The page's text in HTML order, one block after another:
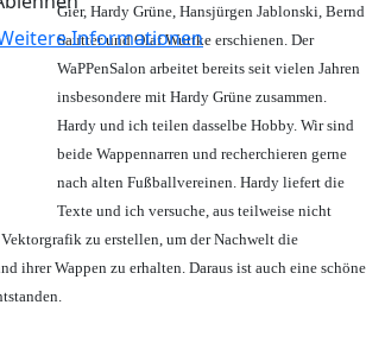
Informationen
Gier, Hardy Grüne, Hansjürgen Jablonski, Bernd
Sautter und Olaf Wuttke erschienen. Der
WaPPenSalon arbeitet bereits seit vielen Jahren
insbesondere mit Hardy Grüne zusammen.
Hardy und ich teilen dasselbe Hobby. Wir sind
beide Wappennarren und recherchieren gerne
nach alten Fußballvereinen. Hardy liefert die
Texte und ich versuche, aus teilweise nicht
zu erstellen, um der Nachwelt die
ihrer Wappen zu erhalten. Daraus ist auch eine schöne